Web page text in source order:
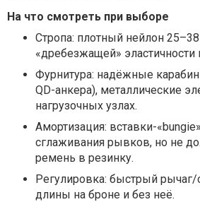
На что смотреть при выборе
Стропа: плотный нейлон
«дребезжащей» эластичности
Фурнитура: надёжные
QD-анкера), металлические
нагрузочных узлах.
Амортизация: вставки-
сглаживания рывков, но не
ремень в резинку.
Регулировка: быстрый рычаг/
длины на броне и без неё.